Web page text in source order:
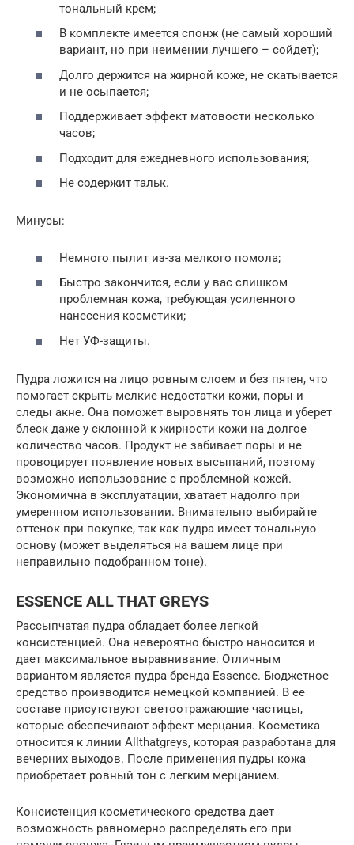
тональный крем;
В комплекте имеется спонж (не самый хороший
вариант, но при неимении лучшего – сойдет);
Долго держится на жирной коже, не скатывается
и не осыпается;
Поддерживает эффект матовости несколько
часов;
Подходит для ежедневного использования;
Не содержит тальк.
Минусы:
Немного пылит из-за мелкого помола;
Быстро закончится, если у вас слишком
проблемная кожа, требующая усиленного
нанесения косметики;
Нет УФ-защиты.
Пудра ложится на лицо ровным слоем и без пятен, что
помогает скрыть мелкие недостатки кожи, поры и
следы акне. Она поможет выровнять тон лица и уберет
блеск даже у склонной к жирности кожи на долгое
количество часов. Продукт не забивает поры и не
провоцирует появление новых высыпаний, поэтому
возможно использование с проблемной кожей.
Экономична в эксплуатации, хватает надолго при
умеренном использовании. Внимательно выбирайте
оттенок при покупке, так как пудра имеет тональную
основу (может выделяться на вашем лице при
неправильно подобранном тоне).
ESSENCE ALL THAT GREYS
Рассыпчатая пудра обладает более легкой
консистенцией. Она невероятно быстро наносится и
дает максимальное выравнивание. Отличным
вариантом является пудра бренда Essence. Бюджетное
средство производится немецкой компанией. В ее
составе присутствуют светоотражающие частицы,
которые обеспечивают эффект мерцания. Косметика
относится к линии Allthatgreys, которая разработана для
вечерних выходов. После применения пудры кожа
приобретает ровный тон с легким мерцанием.
Консистенция косметического средства дает
возможность равномерно распределять его при